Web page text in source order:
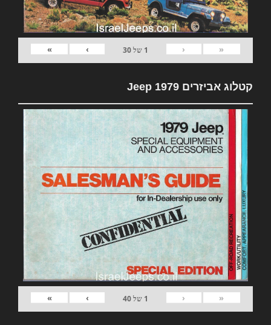
«
‹
1 של30
›
»
קטלוג אביזרים 1979 Jeep
«
‹
1 של40
›
»